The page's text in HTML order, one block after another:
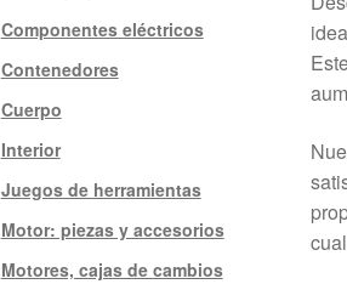
Componentes eléctricos
Contenedores
Cuerpo
Interior
Juegos de herramientas
Motor: piezas y accesorios
Motores, cajas de cambios